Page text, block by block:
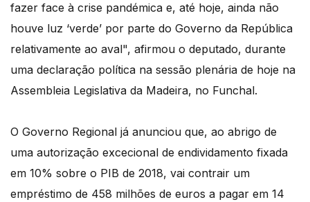
fazer face à crise pandémica e, até hoje, ainda não
houve luz ‘verde’ por parte do Governo da República
relativamente ao aval", afirmou o deputado, durante
uma declaração política na sessão plenária de hoje na
Assembleia Legislativa da Madeira, no Funchal.
O Governo Regional já anunciou que, ao abrigo de
uma autorização excecional de endividamento fixada
em 10% sobre o PIB de 2018, vai contrair um
empréstimo de 458 milhões de euros a pagar em 14